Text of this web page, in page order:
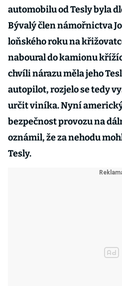
automobilu od Tesly byla
Bývalý člen námořnictva
loňského roku na
naboural do kamionu
chvíli nárazu měla jeho
autopilot, rozjelo se tedy
určit viníka. Nyní
bezpečnost provozu na
oznámil, že za nehodu
Tesly.